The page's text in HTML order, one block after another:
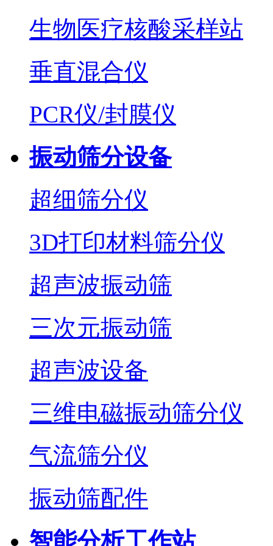
生物医疗核酸采样站
垂直混合仪
PCR仪/封膜仪
振动筛分设备
超细筛分仪
3D打印材料筛分仪
超声波振动筛
三次元振动筛
超声波设备
三维电磁振动筛分仪
气流筛分仪
振动筛配件
智能分析工作站